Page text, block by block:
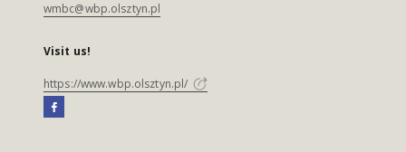
wmbc@wbp.olsztyn.pl
Visit us!
https://www.wbp.olsztyn.pl/